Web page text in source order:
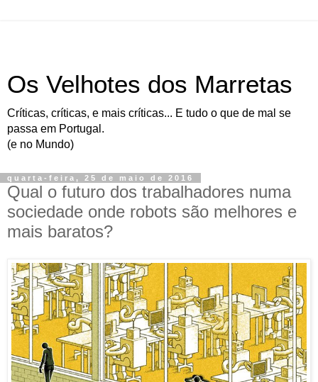
Os Velhotes dos Marretas
Críticas, críticas, e mais críticas... E tudo o que de mal se
passa em Portugal.
(e no Mundo)
quarta-feira, 25 de maio de 2016
Qual o futuro dos trabalhadores numa
sociedade onde robots são melhores e
mais baratos?